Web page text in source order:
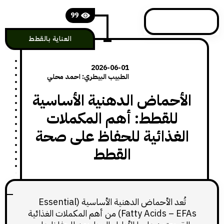
العناية بالقطط
الطبيب البيطري: احمد محلي
الدهنية الأساسية
للقطط: أهم المكملات
للحفاظ على صحة
تُعد الأحماض الدهنية الأساسية (Essential
Fatty Acids – EFAs) من أهم المكملات الغذائية